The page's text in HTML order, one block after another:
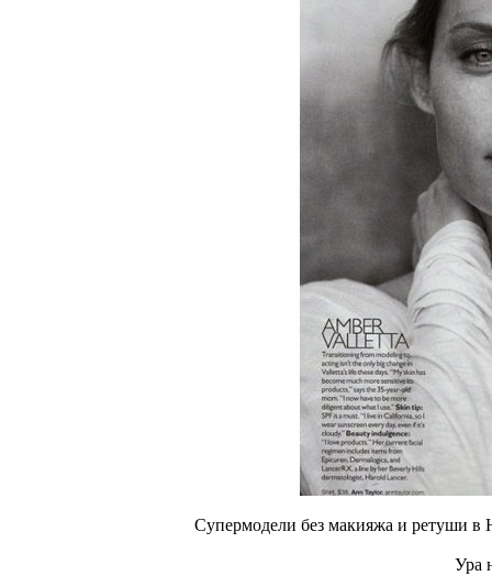
Супермодели без макияжа и ретуши в
Ура